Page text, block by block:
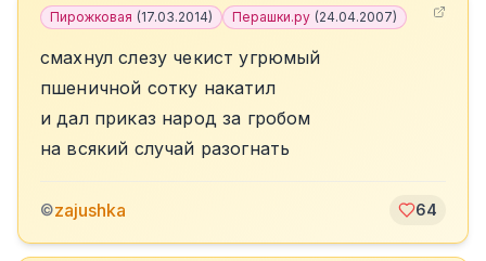
Пирожковая (17.03.2014) Перашки.ру (24.04.2007)
смахнул слезу чекист угрюмый
пшеничной сотку накатил
и дал приказ народ за гробом
на всякий случай разогнать
©zajushka 64